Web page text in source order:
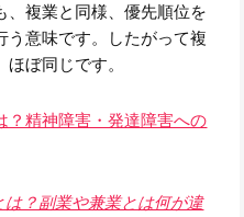
、複業と同様、優先順位を
う意味です。したがって複
ぼ同じです。
？精神障害・発達障害への
？副業や兼業とは何が違